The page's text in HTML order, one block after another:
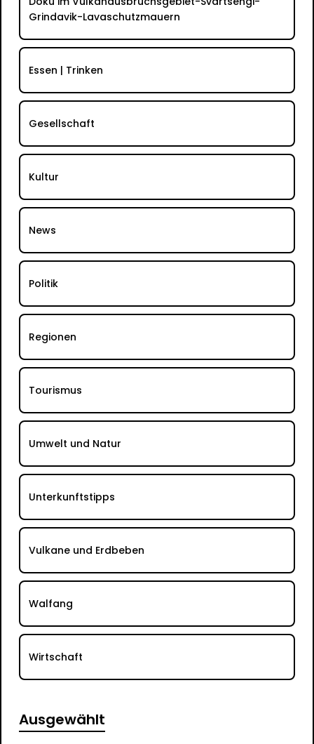
Grindavik-Lavaschutzmauern
Essen | Trinken
Gesellschaft
Kultur
News
Politik
Regionen
Tourismus
Umwelt und Natur
Unterkunftstipps
Vulkane und Erdbeben
Walfang
Wirtschaft
Ausgewählt